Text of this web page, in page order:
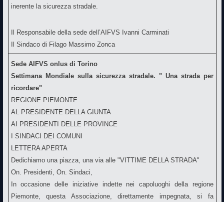
inerente la sicurezza stradale.
Il Responsabile della sede dell’AIFVS Ivanni Carminati
Il Sindaco di Filago Massimo Zonca
Sede AIFVS onlus di Torino
Settimana Mondiale sulla sicurezza stradale. " Una strada per
ricordare"
REGIONE PIEMONTE
AL PRESIDENTE DELLA GIUNTA
AI PRESIDENTI DELLE PROVINCE
I SINDACI DEI COMUNI
LETTERA APERTA
Dedichiamo una piazza, una via alle "VITTIME DELLA STRADA"
On. Presidenti, On. Sindaci,
In occasione delle iniziative indette nei capoluoghi della regione
Piemonte, questa Associazione, direttamente impegnata, si fa